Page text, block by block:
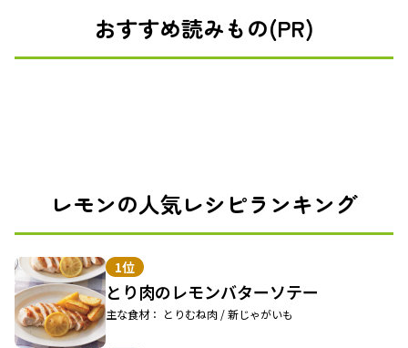
おすすめ読みもの(PR)
レモンの人気レシピランキング
1位
とり肉のレモンバターソテー
主な食材： とりむね肉 / 新じゃがいも